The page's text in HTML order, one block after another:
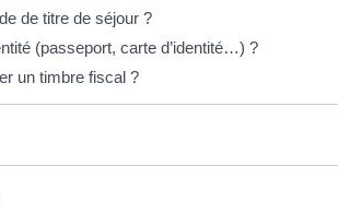
de titre de séjour ?
(passeport, carte d’identité…) ?
un timbre fiscal ?